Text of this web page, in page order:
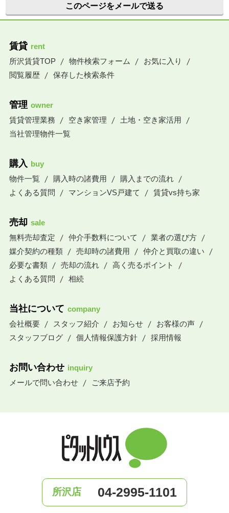
このページをメールで送る
賃貸 rent
所沢賃貸TOP
物件検索フォーム
お気に入り
閲覧履歴
保存した検索条件
管理 owner
賃貸管理業務
空き家管理
土地・空き家活用
当社管理物件一覧
購入 buy
物件一覧
購入時の諸費用
購入までの流れ
よくある質問
マンションVS戸建て 賃貸vs持ち家
売却 sale
無料売却査定
仲介手数料について
業者の選び方
媒介契約の種類
売却時の諸費用
仲介と買取の違い
必要な書類
売却の流れ
高く売るポイント
よくある質問
相続
当社について company
会社概要
スタッフ紹介 お知らせ
お客様の声
スタッフブログ
個人情報保護方針 採用情報
お問い合わせ inquiry
メールで問い合わせ
ご来店予約
所沢店 04-2995-1101